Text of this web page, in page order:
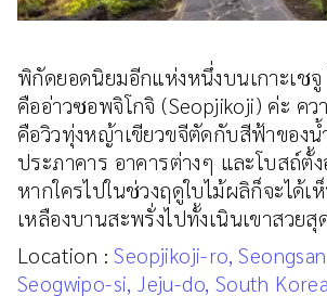
พิกัดยอดนิยมอีกแห่งหนึ่งบนเกาะเชจู
คืออ่าวซอพจิโกจิ (Seopjikoji) ค่ะ คว
คือวิวทุ่งหญ้าเขียวขจีตัดกับสีฟ้าของน้
ประภาคาร อาคารต่างๆ และโบสถ์ตั้
หากใครไปในช่วงฤดูใบไม้ผลิก็จะได้เ
เหลืองบานสะพรั่งไปทั้งเนินเขาสวยสุ
Location :Seopjikoji-ro,
Seogwipo-si, Jeju-do, South Korea